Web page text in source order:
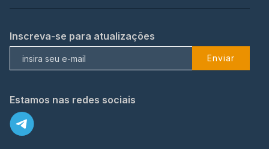
Inscreva-se para atualizações
Enviar
Estamos nas redes sociais